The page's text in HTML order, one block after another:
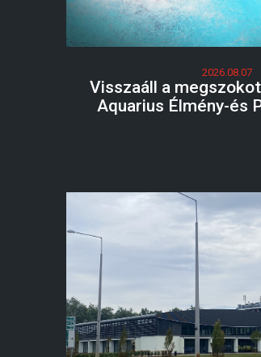
2026.08.07
Visszaáll a
Aquarius Élmény-és